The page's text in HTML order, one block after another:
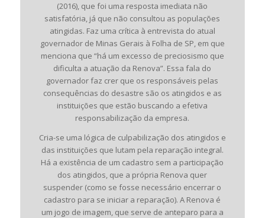
(2016), que foi uma resposta imediata não
satisfatória, já que não consultou as populações
atingidas. Faz uma crítica à entrevista do atual
governador de Minas Gerais à Folha de SP, em que
menciona que “há um excesso de preciosismo que
dificulta a atuação da Renova”. Essa fala do
governador faz crer que os responsáveis pelas
consequências do desastre são os atingidos e as
instituições que estão buscando a efetiva
responsabilização da empresa.
Cria-se uma lógica de culpabilização dos atingidos e
das instituições que lutam pela reparação integral.
Há a existência de um cadastro sem a participação
dos atingidos, que a própria Renova quer
suspender (como se fosse necessário encerrar o
cadastro para se iniciar a reparação). A Renova é
um jogo de imagem, que serve de anteparo para a